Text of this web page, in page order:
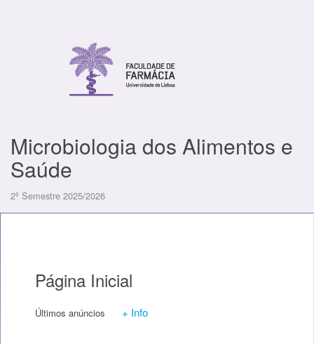
Microbiologia dos Alimentos e
Saúde
2º Semestre 2025/2026
Página Inicial
Últimos anúncios + Info